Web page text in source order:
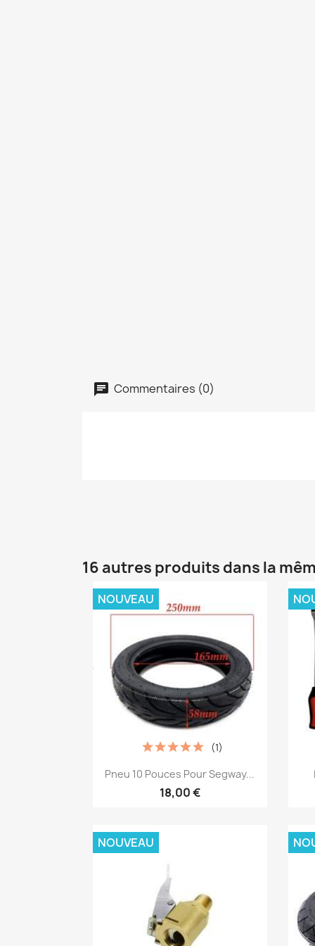
Commentaires (0)
16 autres produits dans la
Aperçu rapide
Pneu 10 Pouces Pour Segway...
18,00 €
(1)
NOUVEAU
NOUVEAU